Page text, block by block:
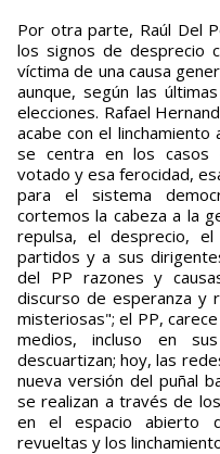
Por otra parte, Raúl Del
los signos de desprecio
víctima de una causa
aunque, según las
elecciones. Rafael
acabe con el linchamiento
se centra en los casos
votado y esa ferocidad,
para el sistema
cortemos la cabeza a la
repulsa, el desprecio,
partidos y a sus
del PP razones y
discurso de esperanza y
misteriosas"; el PP,
medios, incluso en
descuartizan; hoy, las
nueva versión del puñal
se realizan a través de
en el espacio abierto
revueltas y los